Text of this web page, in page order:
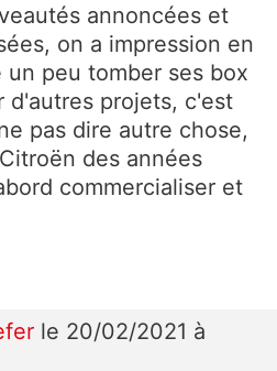
annoncées et
on a impression en
peu tomber ses box
d'autres projets, c'est
pas dire autre chose,
des années
commercialiser et
le 20/02/2021 à